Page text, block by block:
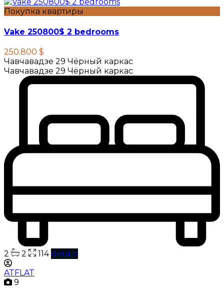
Покупка квартиры
Vake 250800$ 2 bedrooms
250.800 $
Чавчавадзе 29 Чёрный каркас
Чавчавадзе 29 Чёрный каркас
2 2 114 details
ATFLAT
9